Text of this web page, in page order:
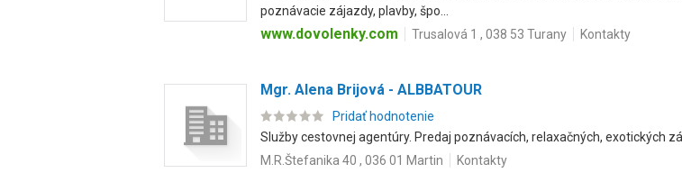
poznávacie zájazdy, plavby, špo...
www.dovolenky.com Trusalová 1 , 038 53 Turany Kontakty
Mgr. Alena Brijová - ALBBATOUR
Pridať hodnotenie
Služby cestovnej agentúry. Predaj poznávacích, relaxačných, exotických
M.R.Štefanika 40 , 036 01 Martin
Kontakty